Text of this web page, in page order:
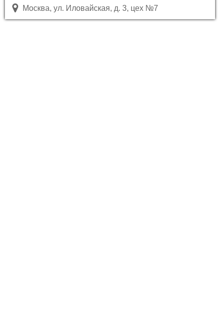
Москва, ул. Иловайская, д. 3, цех №7